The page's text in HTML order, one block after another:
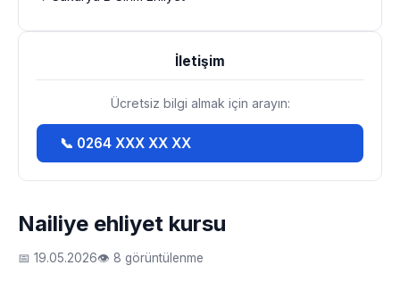
Nailiye ehliyet kursu
📅 19.05.2026👁 8 görüntülenme
İletişim
Ücretsiz bilgi almak için arayın:
📞 0264 XXX XX XX